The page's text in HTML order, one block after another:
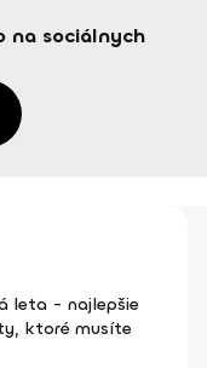
na sociálnych
leta - najlepšie
ktoré musíte